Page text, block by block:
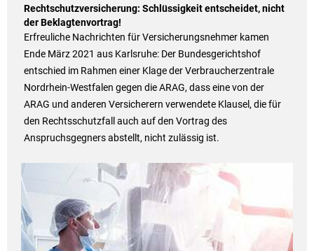
Rechtschutzversicherung: Schlüssigkeit entscheidet, nicht
der Beklagtenvortrag!
Erfreuliche Nachrichten für Versicherungsnehmer kamen
Ende März 2021 aus Karlsruhe: Der Bundesgerichtshof
entschied im Rahmen einer Klage der Verbraucherzentrale
Nordrhein-Westfalen gegen die ARAG, dass eine von der
ARAG und anderen Versicherern verwendete Klausel, die für
den Rechtsschutzfall auch auf den Vortrag des
Anspruchsgegners abstellt, nicht zulässig ist.